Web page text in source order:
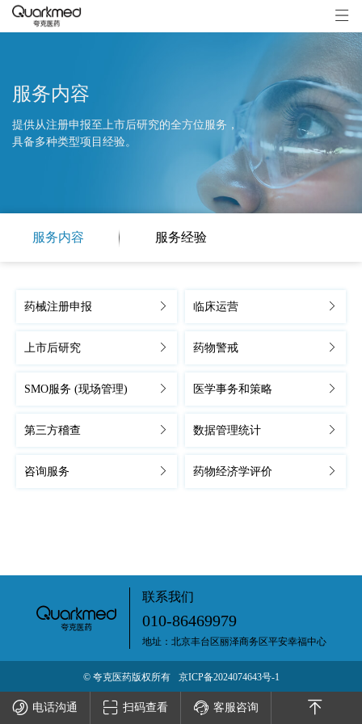
服务内容
提供从注册申报至上市后研究的全方位服务，
具备多种类型项目经验。
服务内容 服务经验
药械注册申报 临床运营
上市后研究 药物警戒
SMO服务 (现场管理) 医学事务和策略
第三方稽查 数据管理统计
咨询服务 药物经济学评价
联系我们
010-86469979
地址：北京丰台区丽泽商务区平安幸福中心
© 夸克医药版权所有 京ICP备2024074643号-1
电话沟通 扫码查看 客服咨询